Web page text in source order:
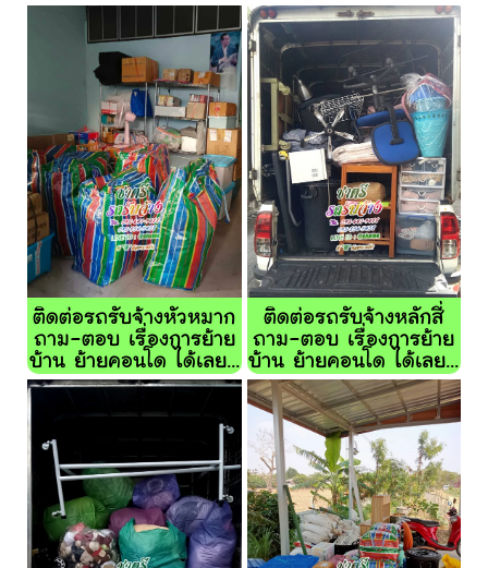
ติดต่อรถรับจ้างหัวหมาก
ถาม-ตอบ เรื่องการย้าย
บ้าน ย้ายคอนโด ได้เลย...
ติดต่อรถรับจ้างหลักสี่
ถาม-ตอบ เรื่องการย้าย
บ้าน ย้ายคอนโด ได้เลย...